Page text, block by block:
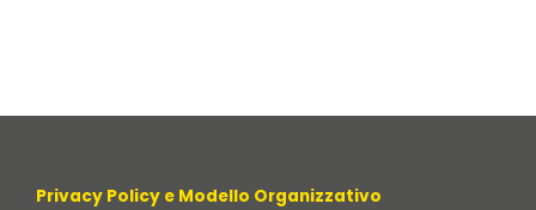
Privacy Policy e Modello Organizzativo